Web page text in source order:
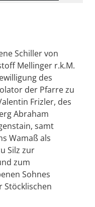
Schiller von
Mellinger r.k.M.
des
der Pfarre zu
Frizler, des
Abraham
samt
Wamaß als
Silz zur
zum
Sohnes
Stöcklischen